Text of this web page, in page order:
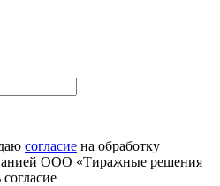
согласие на обработку
ООО «Тиражные решения